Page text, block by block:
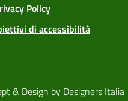
Policy
di accessibilità
& Design by Designers Italia